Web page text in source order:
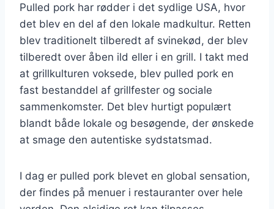
Pulled pork har rødder i det sydlige USA, hvor
det blev en del af den lokale madkultur. Retten
blev traditionelt tilberedt af svinekød, der blev
tilberedt over åben ild eller i en grill. I takt med
at grillkulturen voksede, blev pulled pork en
fast bestanddel af grillfester og sociale
sammenkomster. Det blev hurtigt populært
blandt både lokale og besøgende, der ønskede
at smage den autentiske sydstatsmad.
I dag er pulled pork blevet en global sensation,
der findes på menuer i restauranter over hele